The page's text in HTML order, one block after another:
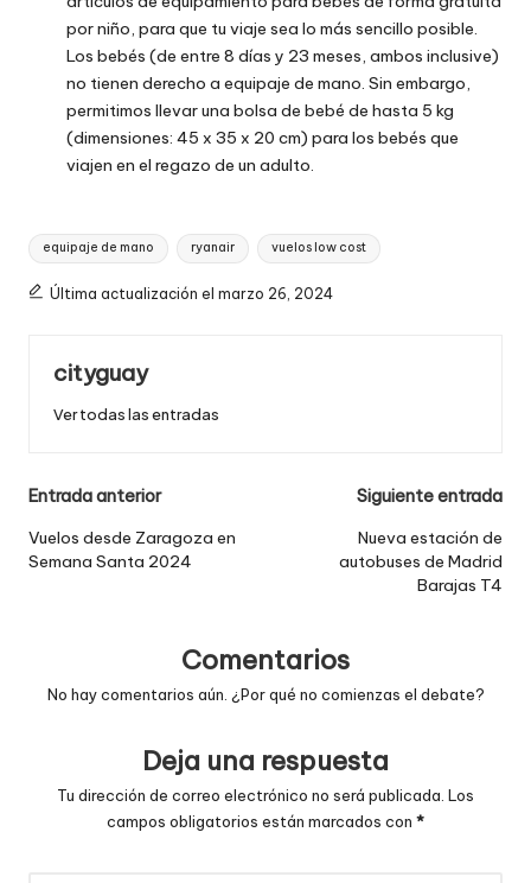
por niño, para que tu viaje sea lo más sencillo posible.
Los bebés (de entre 8 días y 23 meses, ambos inclusive)
no tienen derecho a equipaje de mano. Sin embargo,
permitimos llevar una bolsa de bebé de hasta 5 kg
(dimensiones: 45 x 35 x 20 cm) para los bebés que
viajen en el regazo de un adulto.
Etiquetas:
equipaje de mano ryanair vuelos low cost
Última actualización el marzo 26, 2024
cityguay
Ver todas las entradas
Navegación
de
entradas
Entrada anterior
Vuelos desde Zaragoza en
Semana Santa 2024
Siguiente entrada
Nueva estación de
autobuses de Madrid
Barajas T4
Comentarios
No hay comentarios aún. ¿Por qué no comienzas el debate?
Deja una respuesta
Tu dirección de correo electrónico no será publicada. Los
campos obligatorios están marcados con *